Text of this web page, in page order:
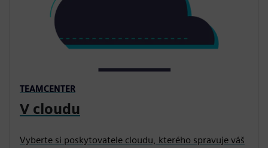
TEAMCENTER
V cloudu
Vyberte si poskytovatele cloudu, kterého spravuje váš